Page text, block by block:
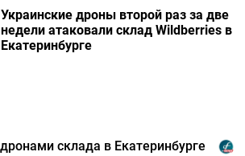
Украинские дроны второй раз за две
недели атаковали склад Wildberries в
Екатеринбурге